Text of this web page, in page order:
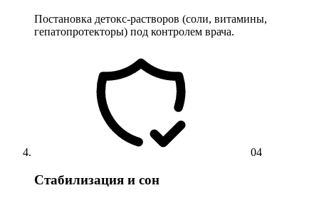
Постановка детокс-растворов (соли, витамины,
гепатопротекторы) под контролем врача.
04
Стабилизация и сон